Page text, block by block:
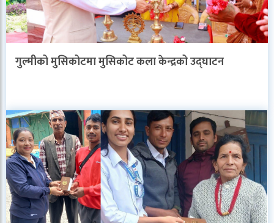
गुल्मीको मुसिकोटमा मुसिकोट कला केन्द्रको उद्घाटन